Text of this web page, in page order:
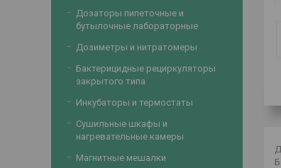
Дозаторы пипеточные и
бутылочные лабораторные
Дозиметры и нитратомеры
Бактерицидные рециркуляторы
закрытого типа
Инкубаторы и термостаты
Сушильные шкафы и
нагревательные камеры
Магнитные мешалки